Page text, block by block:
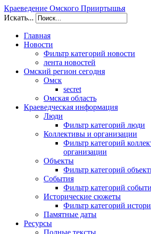
Краеведение Омского Прииртышья
Искать...
Главная
Новости
Фильтр категорий новости
лента новостей
Омский регион сегодня
Омск
secret
Омская область
Краеведческая информация
Люди
Фильтр категорий люди
Коллективы и организации
Фильтр категорий
организации
Объекты
Фильтр категорий
События
Фильтр категорий
Исторические сюжеты
Фильтр категорий
Памятные даты
Ресурсы
Полные тексты